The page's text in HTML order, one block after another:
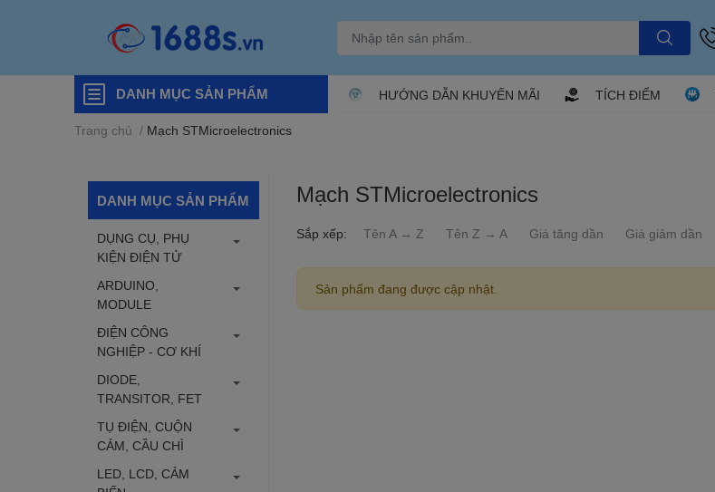
DANH MỤC SẢN PHẨM HƯỚNG DẪN KHUYẾN MÃI TÍCH ĐIỂM
Trang chủ / Mạch STMicroelectronics
DANH MỤC SẢN PHẨM
DỤNG CỤ, PHỤ
KIỆN ĐIỆN TỬ
ARDUINO,
MODULE
ĐIỆN CÔNG
NGHIỆP - CƠ KHÍ
DIODE,
TRANSITOR, FET
TỤ ĐIỆN, CUỘN
CẢM, CẦU CHÌ
LED, LCD, CẢM
Mạch STMicroelectronics
Sắp xếp: Tên A → Z Tên Z → A Giá tăng dần Giá giảm dần
Sản phẩm đang được cập nhật.